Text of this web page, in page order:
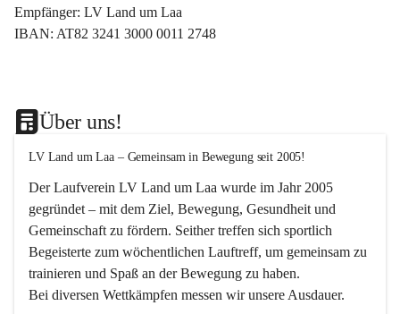
Empfänger: LV Land um Laa
IBAN: AT82 3241 3000 0011 2748
Über uns!
LV Land um Laa – Gemeinsam in Bewegung seit 2005!
Der Laufverein LV Land um Laa wurde im Jahr 2005
gegründet – mit dem Ziel, Bewegung, Gesundheit und
Gemeinschaft zu fördern. Seither treffen sich sportlich
Begeisterte zum wöchentlichen Lauftreff, um gemeinsam zu
trainieren und Spaß an der Bewegung zu haben.
Bei diversen Wettkämpfen messen wir unsere Ausdauer.